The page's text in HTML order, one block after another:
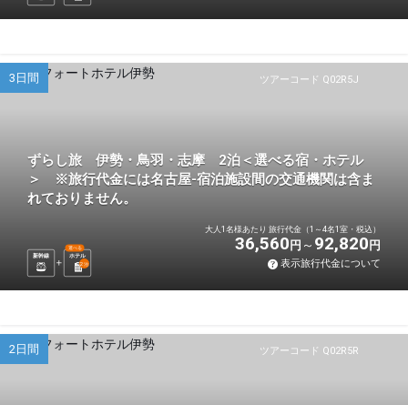
ツアーコード Q02R5J
3日間
ずらし旅 伊勢・鳥羽・志摩 2泊＜選べる宿・ホテル
＞ ※旅行代金には名古屋-宿泊施設間の交通機関は含ま
れておりません。
新幹線 ホテル
選べる
2泊
大人1名様あたり 旅行代金（1～4名1室・税込）
36,560 円 92,820 円
表示旅行代金について
ツアーコード Q02R5R
2日間